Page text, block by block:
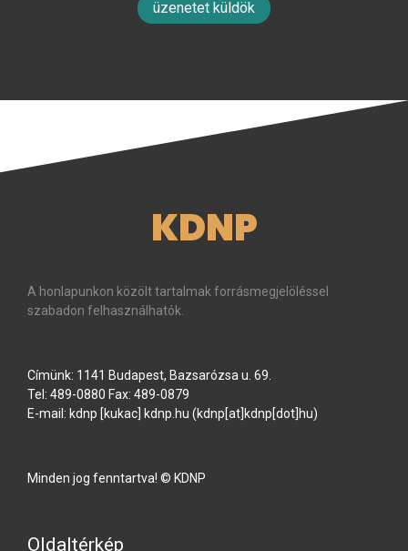
üzenetet küldök
KDNP
A honlapunkon közölt tartalmak forrásmegjelöléssel
szabadon felhasználhatók.
Címünk: 1141 Budapest, Bazsarózsa u. 69.
Tel: 489-0880 Fax: 489-0879
E-mail: kdnp [kukac] kdnp.hu (kdnp[at]kdnp[dot]hu)
Minden jog fenntartva! © KDNP
Oldaltérkép